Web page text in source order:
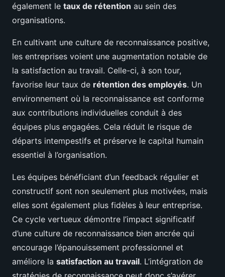
également le taux de rétention au sein des
organisations.
En cultivant une culture de reconnaissance positive,
les entreprises voient une augmentation notable de
la satisfaction au travail. Celle-ci, à son tour,
favorise leur taux de rétention des employés. Un
environnement où la reconnaissance est conforme
aux contributions individuelles conduit à des
équipes plus engagées. Cela réduit le risque de
départs intempestifs et préserve le capital humain
essentiel à l’organisation.
Les équipes bénéficiant d’un feedback régulier et
constructif sont non seulement plus motivées, mais
elles sont également plus fidèles à leur entreprise.
Ce cycle vertueux démontre l’impact significatif
d’une culture de reconnaissance bien ancrée qui
encourage l’épanouissement professionnel et
améliore la satisfaction au travail. L’intégration de